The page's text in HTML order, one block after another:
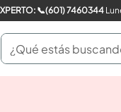
COMPRA CON UN EXPERTO: 📞(601) 7460344
¿Qué estás buscando?